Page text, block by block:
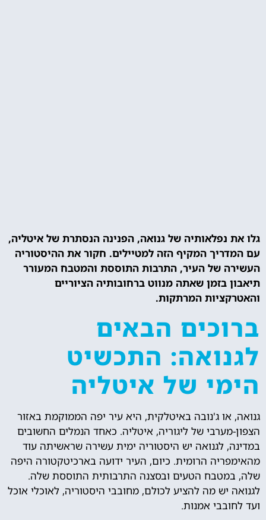
גלו את נפלאותיה של גנואה, הפנינה הנסתרת של איטליה,
עם המדריך המקיף הזה למטיילים. חקור את ההיסטוריה
העשירה של העיר, התרבות התוססת והמטבח המעורר
תיאבון בזמן שאתה מנווט ברחובותיה הציוריים
והאטרקציות המרתקות.
ברוכים הבאים
לגנואה: התכשיט
הימי של איטליה
גנואה, או ג'נובה באיטלקית, היא עיר יפה הממוקמת באזור
הצפון-מערבי של ליגוריה, איטליה. כאחד הנמלים החשובים
במדינה, לגנואה יש היסטוריה ימית עשירה שראשיתה עוד
מהאימפריה הרומית. כיום, העיר ידועה בארכיטקטורה היפה
שלה, במטבח הטעים ובסצנה התרבותית התוססת שלה.
לגנואה יש מה להציע לכולם, מחובבי היסטוריה, לאוכלי אוכל
ועד לחובבי אמנות.